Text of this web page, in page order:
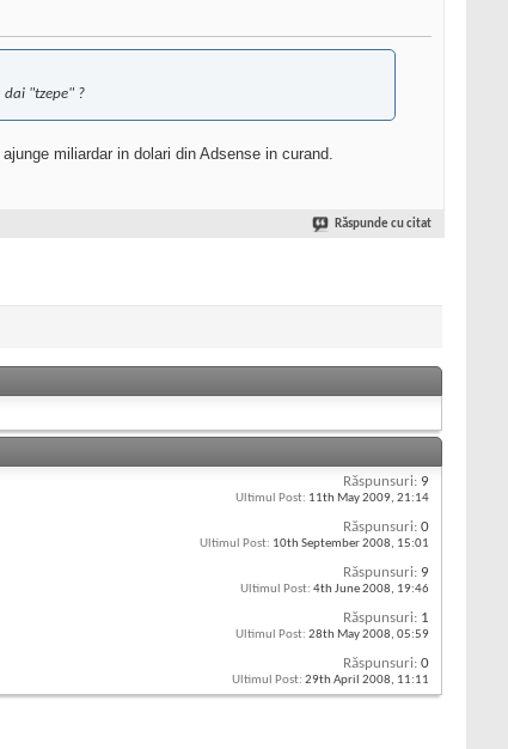
dai "tzepe" ?
miliardar in dolari din Adsense in curand.
Răspunde cu citat
Răspunsuri: 9
Ultimul Post: 11th May 2009, 21:14
Răspunsuri: 0
Ultimul Post: 10th September 2008, 15:01
Răspunsuri: 9
Ultimul Post: 4th June 2008, 19:46
Răspunsuri: 1
Ultimul Post: 28th May 2008, 05:59
Răspunsuri: 0
Ultimul Post: 29th April 2008, 11:11